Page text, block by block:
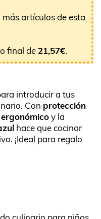
más artículos de esta
final de 21,57€.
introducir a tus
Con protección
y la
hace que cocinar
¡Ideal para regalo